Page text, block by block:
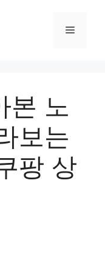
Menu
본 노
보는
팡 상